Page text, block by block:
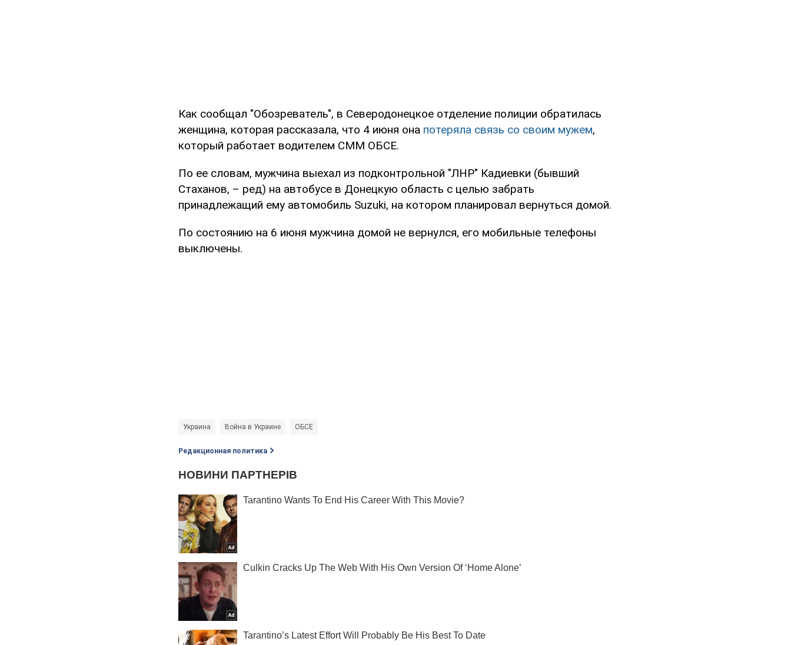
Как сообщал "Обозреватель", в Северодонецкое отделение полиции обратилась
женщина, которая рассказала, что 4 июня она потеряла связь со своим мужем,
который работает водителем СММ ОБСЕ.
По ее словам, мужчина выехал из подконтрольной "ЛНР" Кадиевки (бывший
Стаханов, – ред) на автобусе в Донецкую область с целью забрать
принадлежащий ему автомобиль Suzuki, на котором планировал вернуться домой.
По состоянию на 6 июня мужчина домой не вернулся, его мобильные телефоны
выключены.
Украина Война в Украине ОБСЕ
Редакционная политика